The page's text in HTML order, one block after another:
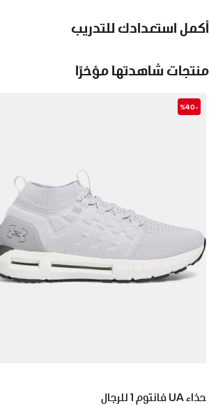
أكمل استعدادك للتدريب
منتجات شاهدتها مؤخرًا
-%40
حذاء UA فانتوم 1 للرجال